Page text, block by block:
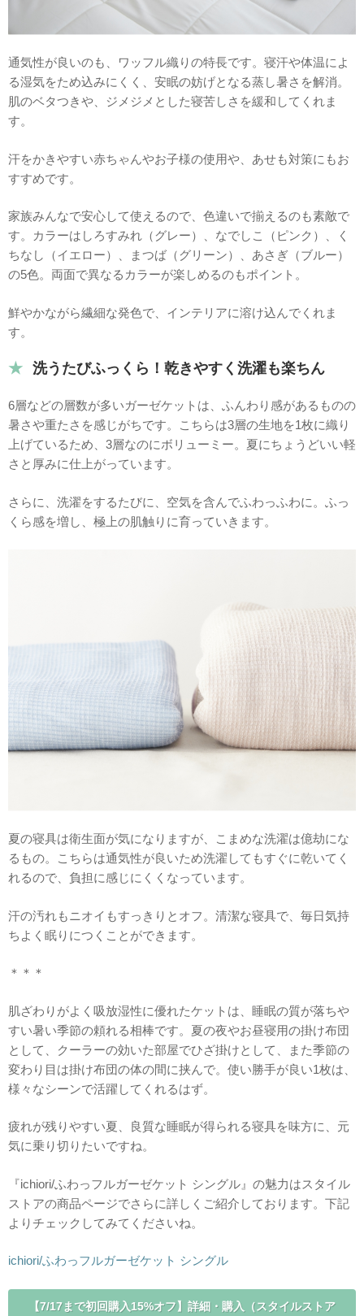
通気性が良いのも、ワッフル織りの特長です。寝汗や体温によ
る湿気をため込みにくく、安眠の妨げとなる蒸し暑さを解消。
肌のベタつきや、ジメジメとした寝苦しさを緩和してくれま
す。
汗をかきやすい赤ちゃんやお子様の使用や、あせも対策にもお
すすめです。
家族みんなで安心して使えるので、色違いで揃えるのも素敵で
す。カラーはしろすみれ（グレー）、なでしこ（ピンク）、く
ちなし（イエロー）、まつば（グリーン）、あさぎ（ブルー）
の5色。両面で異なるカラーが楽しめるのもポイント。
鮮やかながら繊細な発色で、インテリアに溶け込んでくれま
す。
洗うたびふっくら！乾きやすく洗濯も楽ちん
6層などの層数が多いガーゼケットは、ふんわり感があるものの
暑さや重たさを感じがちです。こちらは3層の生地を1枚に織り
上げているため、3層なのにボリューミー。夏にちょうどいい軽
さと厚みに仕上がっています。
さらに、洗濯をするたびに、空気を含んでふわっふわに。ふっ
くら感を増し、極上の肌触りに育っていきます。
夏の寝具は衛生面が気になりますが、こまめな洗濯は億劫にな
るもの。こちらは通気性が良いため洗濯してもすぐに乾いてく
れるので、負担に感じにくくなっています。
汗の汚れもニオイもすっきりとオフ。清潔な寝具で、毎日気持
ちよく眠りにつくことができます。
＊＊＊
肌ざわりがよく吸放湿性に優れたケットは、睡眠の質が落ちや
すい暑い季節の頼れる相棒です。夏の夜やお昼寝用の掛け布団
として、クーラーの効いた部屋でひざ掛けとして、また季節の
変わり目は掛け布団の体の間に挟んで。使い勝手が良い1枚は、
様々なシーンで活躍してくれるはず。
疲れが残りやすい夏、良質な睡眠が得られる寝具を味方に、元
気に乗り切りたいですね。
『ichiori/ふわっフルガーゼケット シングル』の魅力はスタイル
ストアの商品ページでさらに詳しくご紹介しております。下記
よりチェックしてみてくださいね。
ichiori/ふわっフルガーゼケット シングル
【7/17まで初回購入15%オフ】詳細・購入（スタイルストア